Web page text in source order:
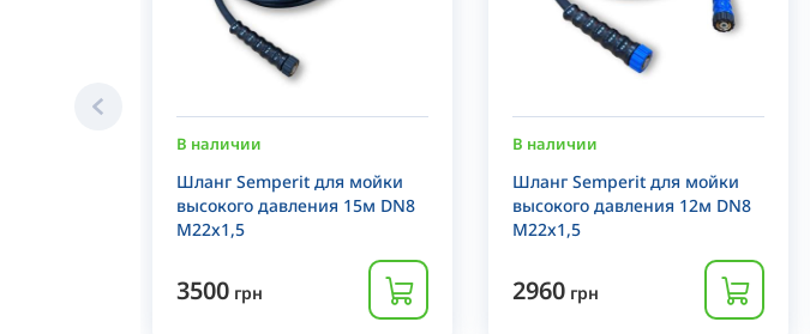
В наличии
Шланг Semperit для мойки
высокого давления 15м DN8
M22x1,5
3500 грн
В наличии
Шланг Semperit для мойки
высокого давления 12м DN8
M22x1,5
2960 грн